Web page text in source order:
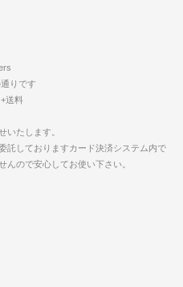
りです
料
いたします。
託しておりますカード決済システム内で
んので安心してお使い下さい。